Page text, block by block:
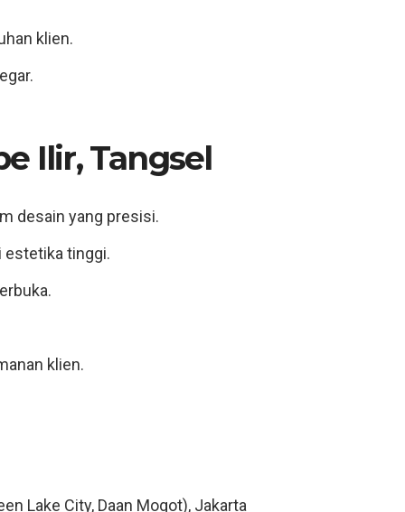
klien.
Ilir, Tangsel
desain yang presisi.
estetika tinggi.
klien.
Lake City, Daan Mogot), Jakarta